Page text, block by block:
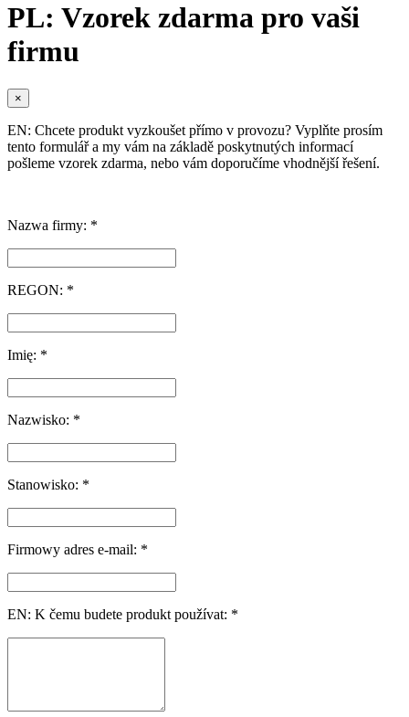
PL: Vzorek zdarma pro vaši
firmu
×
EN: Chcete produkt vyzkoušet přímo v provozu? Vyplňte prosím
tento formulář a my vám na základě poskytnutých informací
pošleme vzorek zdarma, nebo vám doporučíme vhodnější řešení.
Nazwa firmy: *
REGON: *
Imię: *
Nazwisko: *
Stanowisko: *
Firmowy adres e-mail: *
EN: K čemu budete produkt používat: *